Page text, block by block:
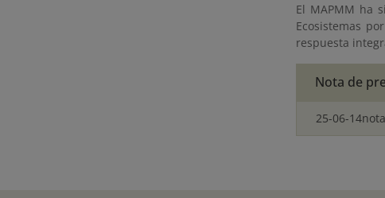
El MAPMM ha
Ecosistemas
respuesta
Nota de
25-06-